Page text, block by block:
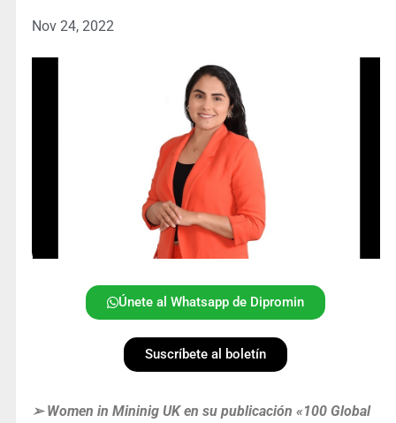
Nov 24, 2022
Únete al Whatsapp de Dipromin
Suscríbete al boletín
➢Women in Mininig UK en su publicación «100 Global